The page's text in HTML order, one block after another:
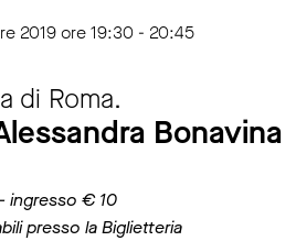
2019 ore 19:30 - 20:45
di Roma.
Bonavina
ingresso € 10
presso la Biglietteria